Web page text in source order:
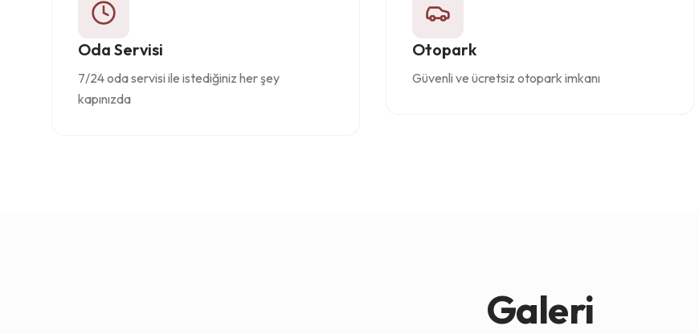
Oda Servisi
7/24 oda servisi ile istediğiniz her şey
kapınızda
Otopark
Güvenli ve ücretsiz otopark imkanı
Galeri